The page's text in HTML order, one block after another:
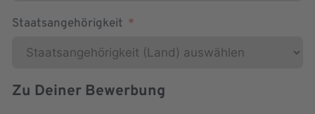
Staatsangehörigkeit
Zu Deiner Bewerbung